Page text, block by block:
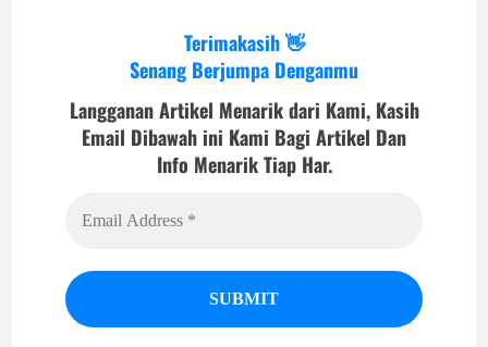
Terimakasih 👋
Senang Berjumpa Denganmu
Langganan Artikel Menarik dari Kami, Kasih
Email Dibawah ini Kami Bagi Artikel Dan
Info Menarik Tiap Har.